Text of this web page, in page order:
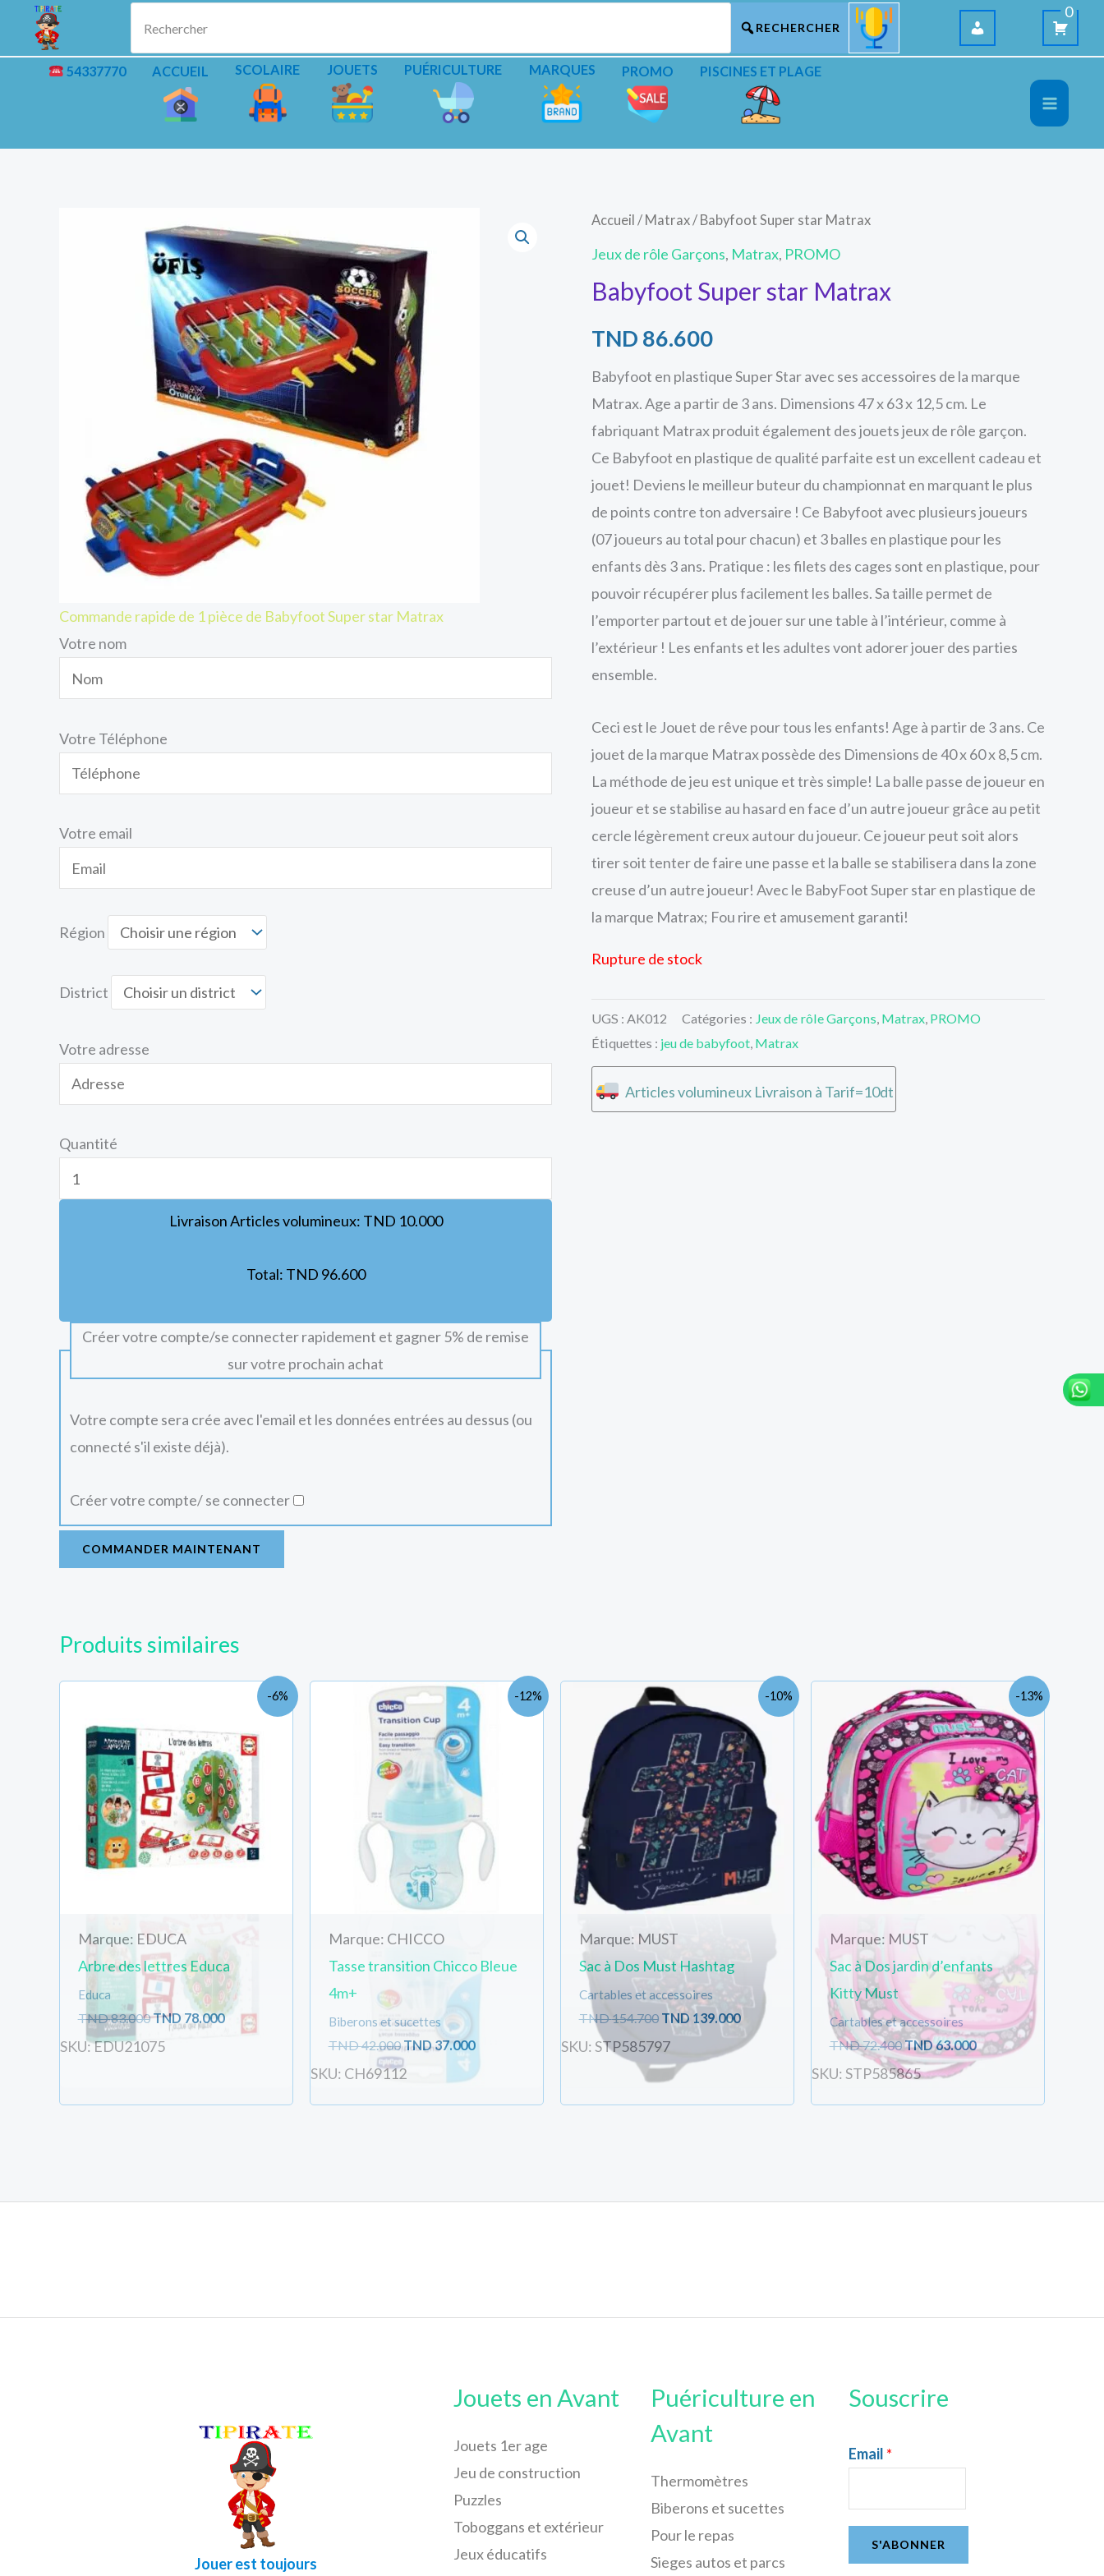
contenu
0
54337770 ACCUEIL SCOLAIRE JOUETS PUÉRICULTURE MARQUES PROMO PISCINES ET PLAGE
Commande rapide de 1 pièce de Babyfoot Super star Matrax
Votre nom
Votre Téléphone
Votre email
Région
District
Votre adresse
Quantité
Livraison Articles volumineux: TND 10.000
Total: TND 96.600
Créer votre compte/se connecter rapidement et gagner 5% de remise
sur votre prochain achat
Votre compte sera crée avec l'email et les données entrées au dessus (ou
connecté s'il existe déjà).
Créer votre compte/ se connecter
COMMANDER MAINTENANT
Accueil / Matrax/ Babyfoot Super star Matrax
Jeux de rôle Garçons, Matrax, PROMO
Babyfoot Super star Matrax
TND 86.600
Babyfoot en plastique Super Star avec ses accessoires de la marque
Matrax. Age a partir de 3 ans. Dimensions 47 x 63 x 12,5 cm. Le
fabriquant Matrax produit également des jouets jeux de rôle garçon.
Ce Babyfoot en plastique de qualité parfaite est un excellent cadeau et
jouet! Deviens le meilleur buteur du championnat en marquant le plus
de points contre ton adversaire ! Ce Babyfoot avec plusieurs joueurs
(07 joueurs au total pour chacun) et 3 balles en plastique pour les
enfants dès 3 ans. Pratique : les filets des cages sont en plastique, pour
pouvoir récupérer plus facilement les balles. Sa taille permet de
l’emporter partout et de jouer sur une table à l’intérieur, comme à
l’extérieur ! Les enfants et les adultes vont adorer jouer des parties
ensemble.
Ceci est le Jouet de rêve pour tous les enfants! Age à partir de 3 ans. Ce
jouet de la marque Matrax possède des Dimensions de 40 x 60 x 8,5 cm.
La méthode de jeu est unique et très simple! La balle passe de joueur en
joueur et se stabilise au hasard en face d’un autre joueur grâce au petit
cercle légèrement creux autour du joueur. Ce joueur peut soit alors
tirer soit tenter de faire une passe et la balle se stabilisera dans la zone
creuse d’un autre joueur! Avec le BabyFoot Super star en plastique de
la marque Matrax; Fou rire et amusement garanti!
Rupture de stock
UGS : AK012 Catégories : Jeux de rôle Garçons, Matrax, PROMO
Étiquettes : jeu de babyfoot, Matrax
Articles volumineux Livraison à Tarif=10dt
Produits similaires
-6%
Marque: EDUCA
Arbre des lettres Educa
Educa
TND83.000
était :
TND
83.000.
TND 78.000
est :
TND
78.000.
SKU: EDU21075
-12%
Marque: CHICCO
Tasse transition Chicco Bleue
4m+
Biberons et sucettes
TND42.000
Le
prix
initial
était :
TND
42.000.
TND37.000
Le
prix
actuel
est :
TND
37.000.
SKU: CH69112
-10%
Marque: MUST
Sac à Dos Must Hashtag
Cartables et accessoires
TND154.700
Le
prix
initial
était :
TND
154.700.
TND 139.000
prix
actuel
est :
TND
139.000.
SKU: STP585797
-13%
Marque: MUST
Sac à Dos jardin d’enfants
Kitty Must
Cartables et accessoires
TND72.400
Le
prix
initial
était :
TND
72.400.
TND63.000
prix
actuel
est :
TND
63.000.
SKU: STP585865
Jouer est toujours
Jouets en Avant
Jouets 1er age
Jeu de construction
Puzzles
Toboggans et extérieur
Jeux éducatifs
Puériculture en
Avant
Thermomètres
Biberons et sucettes
Pour le repas
Sieges autos et parcs
Souscrire
Email *
S'ABONNER